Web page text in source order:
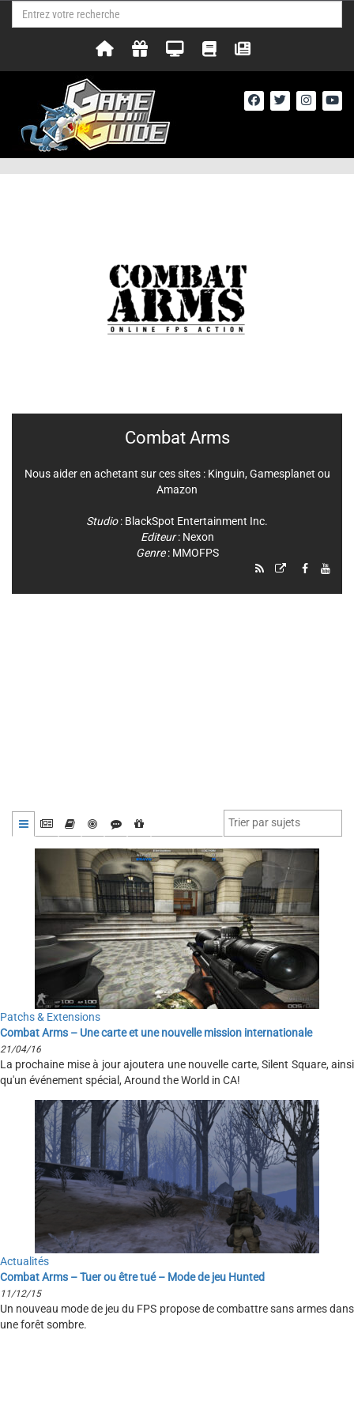
Patchs & Extensions
Combat Arms – Une carte et une nouvelle mission internationale
21/04/16
La prochaine mise à jour ajoutera une nouvelle carte, Silent Square, ainsi
qu'un événement spécial, Around the World in CA!
Actualités
Combat Arms – Tuer ou être tué – Mode de jeu Hunted
11/12/15
Un nouveau mode de jeu du FPS propose de combattre sans armes dans
une forêt sombre.
Combat Arms
Nous aider en achetant sur ces sites : Kinguin, Gamesplanet ou
Amazon
Studio: BlackSpot Entertainment Inc.
Editeur: Nexon
Genre: MMOFPS